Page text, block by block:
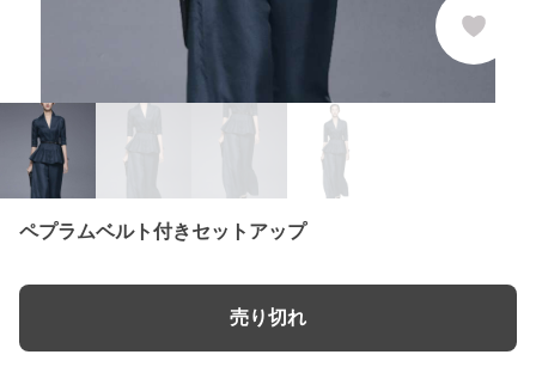
ペプラムベルト付きセットアップ
売り切れ